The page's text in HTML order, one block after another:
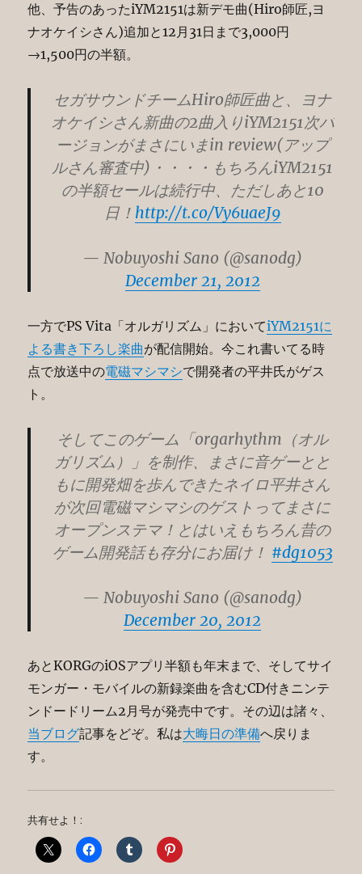
他、予告のあったiYM2151は新デモ曲(Hiro師匠,ヨ
ナオケイシさん)追加と12月31日まで3,000円
→1,500円の半額。
セガサウンドチームHiro師匠曲と、ヨナ
オケイシさん新曲の2曲入りiYM2151次バ
ージョンがまさにいまin review(アップ
ルさん審査中)・・・・もちろんiYM2151
の半額セールは続行中、ただしあと10
日！ http://t.co/Vy6uaeJ9
— Nobuyoshi Sano (@sanodg)
December 21, 2012
一方でPS Vita「オルガリズム」においてiYM2151に
よる書き下ろし楽曲が配信開始。今これ書いてる時
点で放送中の電磁マシマシで開発者の平井氏がゲス
ト。
そしてこのゲーム「orgarhythm（オル
ガリズム）」を制作、まさに音ゲーとと
もに開発畑を歩んできたネイロ平井さん
が次回電磁マシマシのゲストってまさに
オープンステマ！とはいえもちろん昔の
ゲーム開発話も存分にお届け！ #dg1053
— Nobuyoshi Sano (@sanodg)
December 20, 2012
あとKORGのiOSアプリ半額も年末まで、そしてサイ
モンガー・モバイルの新録楽曲を含むCD付きニンテ
ンドードリーム2月号が発売中です。その辺は諸々、
当ブログ記事をどぞ。私は大晦日の準備へ戻りま
す。
共有せよ！: